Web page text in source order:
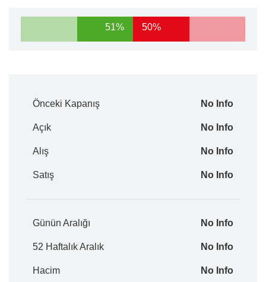
51% 50%
Önceki Kapanış No Info
Açık No Info
Alış No Info
Satış No Info
Günün Aralığı No Info
52 Haftalık Aralık No Info
Hacim No Info